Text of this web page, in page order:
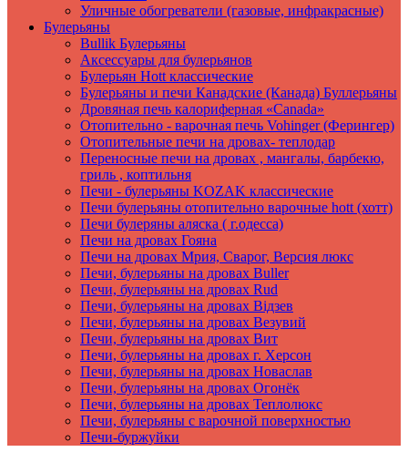
Уличные обогреватели (газовые, инфракрасные)
Булерьяны
Bullik Булерьяны
Аксеcсуары для булерьянов
Булерьян Hott классические
Булерьяны и печи Канадские (Канада) Буллерьяны
Дровяная печь калориферная «Canada»
Отопительно - варочная печь Vohinger (Ферингер)
Отопительные печи на дровах- теплодар
Переносные печи на дровах , мангалы, барбекю,
гриль , коптильня
Печи - булерьяны KOZAK классические
Печи булерьяны отопительно варочные hott (хотт)
Печи булеряны аляска ( г.одесса)
Печи на дровах Гояна
Печи на дровах Мрия, Сварог, Версия люкс
Печи, булерьяны на дровах Buller
Печи, булерьяны на дровах Rud
Печи, булерьяны на дровах Вiдзев
Печи, булерьяны на дровах Везувий
Печи, булерьяны на дровах Вит
Печи, булерьяны на дровах г. Херсон
Печи, булерьяны на дровах Новаслав
Печи, булерьяны на дровах Огонёк
Печи, булерьяны на дровах Теплолюкс
Печи, булерьяны с варочной поверхностью
Печи-буржуйки